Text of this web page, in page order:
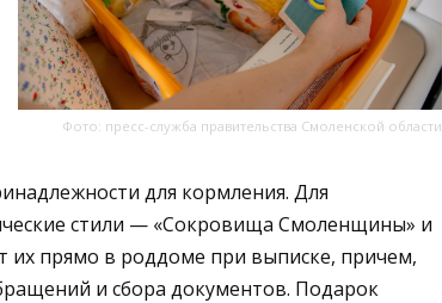
Фото: пресс-служба правительства Смоленской области
для кормления. Для
стили — «Сокровища Смоленщины» и
их прямо в роддоме при выписке, причем,
и сбора документов. Подарок